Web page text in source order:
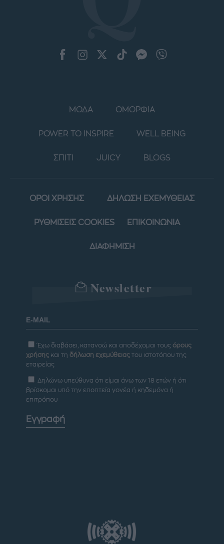
ΜΟΔΑ ΟΜΟΡΦΙΑ
POWER TO INSPIRE WELL BEING
ΣΠΙΤΙ JUICY BLOGS
ΟΡΟΙ ΧΡΗΣΗΣ ΔΗΛΩΣΗ ΕΧΕΜΥΘΕΙΑΣ
ΡΥΘΜΙΣΕΙΣ COOKIES ΕΠΙΚΟΙΝΩΝΙΑ
ΔΙΑΦΗΜΙΣΗ
Newsletter
Έχω διαβάσει, κατανοώ και αποδέχομαι τους όρους
χρήσης και τη δήλωση εχεμύθειας του ιστοτόπου της
εταιρείας
Δηλώνω υπεύθυνα ότι είμαι άνω των 18 ετών ή ότι
βρίσκομαι υπό την εποπτεία γονέα ή κηδεμόνα ή
επιτρόπου
Εγγραφή